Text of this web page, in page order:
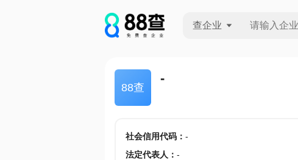
查企业
88查
-
社会信用代码： -
法定代表人 ： -